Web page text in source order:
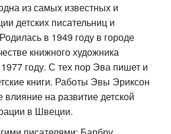
из самых известных и
детских писательниц и
в 1949 году в городе
книжного художника
году. С тех пор Эва пишет и
книги. Работы Эвы Эриксон
на развитие детской
в Швеции.